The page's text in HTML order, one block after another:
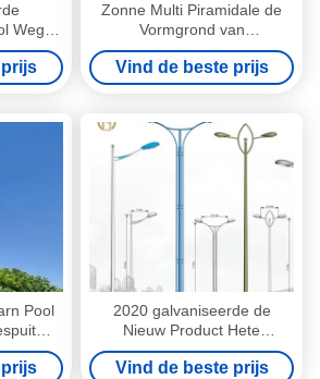
Zonne Multi Piramidale de
Vormgrond van
Straatlantaarnpool Opgezet
met Grondplaat
Vind de beste prijs
Pool
2020 galvaniseerde de
Nieuw Product Hete
Onderdompeling Enige
Dubbele
Vind de beste prijs